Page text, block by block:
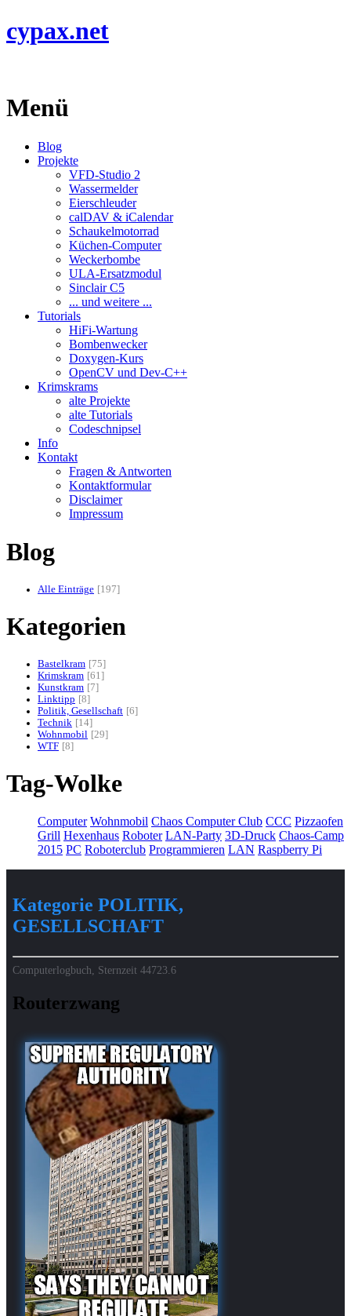
cypax.net
Menü
Blog
Projekte
VFD-Studio 2
Wassermelder
Eierschleuder
calDAV & iCalendar
Schaukelmotorrad
Küchen-Computer
Weckerbombe
ULA-Ersatzmodul
Sinclair C5
... und weitere ...
Tutorials
HiFi-Wartung
Bombenwecker
Doxygen-Kurs
OpenCV und Dev-C++
Krimskrams
alte Projekte
alte Tutorials
Codeschnipsel
Info
Kontakt
Fragen & Antworten
Kontaktformular
Disclaimer
Impressum
Blog
Alle Einträge 197
Kategorien
Bastelkram
75
Krimskram 61
Kunstkram
7
Linktipp
8
Politik, Gesellschaft 6
Technik
14
Wohnmobil
29
WTF 8
Tag-Wolke
Computer Wohnmobil Chaos Computer Club CCC Pizzaofen
Grill Hexenhaus Roboter LAN-Party 3D-Druck Chaos-Camp
2015 PC Roboterclub Programmieren LAN Raspberry Pi
Kategorie POLITIK,
GESELLSCHAFT
Computerlogbuch, Sternzeit 44723.6
Routerzwang